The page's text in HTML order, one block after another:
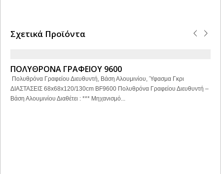
Σχετικά Προϊόντα
ΠΟΛΥΘΡΟΝΑ ΓΡΑΦΕΙΟΥ 9600
Πολυθρόνα Γραφείου Διευθυντή, Βάση Αλουμινίου, Ύφασμα Γκρι
ΔΙΑΣΤΑΣΕΙΣ 68x68x120/130cm BF9600 Πολυθρόνα Γραφείου Διευθυντή –
Βάση Αλουμινίου Διαθέτει : *** Μηχανισμό...